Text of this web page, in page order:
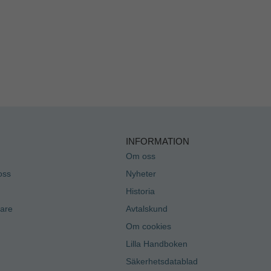
INFORMATION
Om oss
Nyheter
Historia
Avtalskund
Om cookies
Lilla Handboken
Säkerhetsdatablad